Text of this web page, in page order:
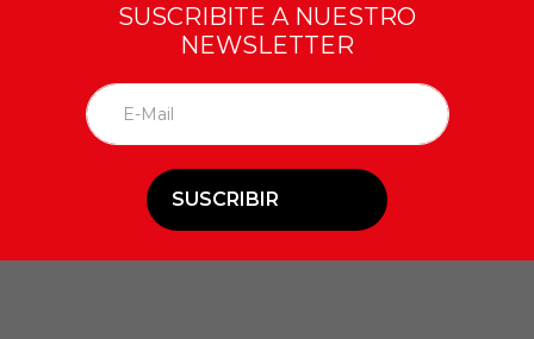
SUSCRIBITE A NUESTRO
NEWSLETTER
SUSCRIBIR